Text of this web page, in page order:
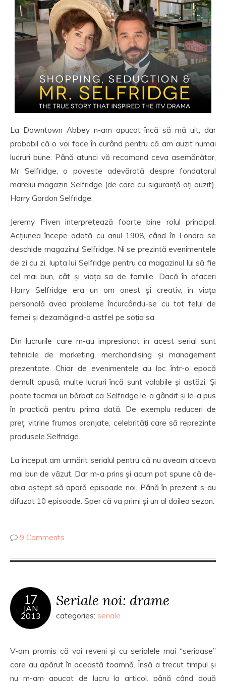
La Downtown Abbey n-am apucat încă să mă uit, dar
probabil că o voi face în curând pentru că am auzit numai
lucruri bune. Până atunci vă recomand ceva asemănător,
Mr Selfridge, o poveste adevărată despre fondatorul
marelui magazin Selfridge (de care cu siguranță ați auzit),
Harry Gordon Selfridge.
Jeremy Piven interpretează foarte bine rolul principal.
Acțiunea începe odată cu anul 1908, când în Londra se
deschide magazinul Selfridge. Ni se prezintă evenimentele
de zi cu zi, lupta lui Selfridge pentru ca magazinul lui să fie
cel mai bun, cât și viața sa de familie. Dacă în afaceri
Harry Selfridge era un om onest și creativ, în viața
personală avea probleme încurcându-se cu tot felul de
femei și dezamăgind-o astfel pe soția sa.
Din lucrurile care m-au impresionat în acest serial sunt
tehnicile de marketing, merchandising și management
prezentate. Chiar de evenimentele au loc într-o epocă
demult apusă, multe lucruri încă sunt valabile și astăzi. Și
poate tocmai un bărbat ca Selfridge le-a gândit și le-a pus
în practică pentru prima dată. De exemplu reduceri de
preț, vitrine frumos aranjate, celebrități care să reprezinte
produsele Selfridge.
La început am urmărit serialul pentru că nu aveam altceva
mai bun de văzut. Dar m-a prins și acum pot spune că de-
abia aștept să apară episoade noi. Până în prezent s-au
difuzat 10 episoade. Sper că va primi și un al doilea sezon.
9 Comments
17
JAN
2013
Seriale noi: drame
categories: seriale
V-am promis că voi reveni și cu serialele mai “serioase”
care au apărut în această toamnă. Însă a trecut timpul și
nu m-am apucat de lucru la articol, până când două